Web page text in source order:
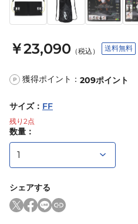
￥23,090 （税込） 送料無料
P 獲得ポイント： 209ポイント
サイズ： FF
残り 2 点
数量：
シェアする